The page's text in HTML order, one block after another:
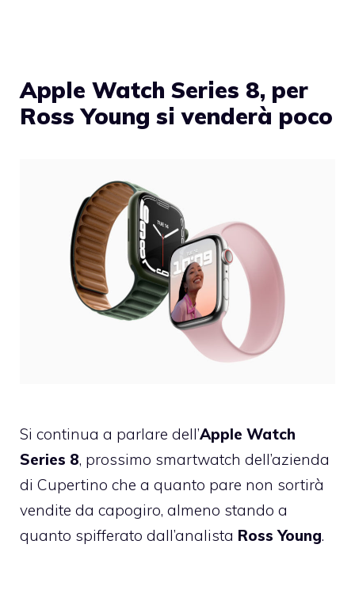
Apple Watch Series 8, per
Ross Young si venderà poco
Si continua a parlare dell’Apple Watch
Series 8, prossimo smartwatch dell’azienda
di Cupertino che a quanto pare non sortirà
vendite da capogiro, almeno stando a
quanto spifferato dall’analista Ross Young.